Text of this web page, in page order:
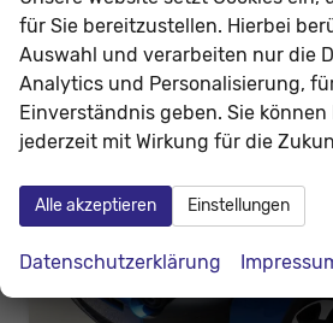
für Sie bereitzustellen. Hierbei
Auswahl und verarbeiten nur die
Analytics und Personalisierung,
Einverständnis geben. Sie
jederzeit mit Wirkung für die
Alle akzeptieren Einstellungen
Datenschutzerklärung